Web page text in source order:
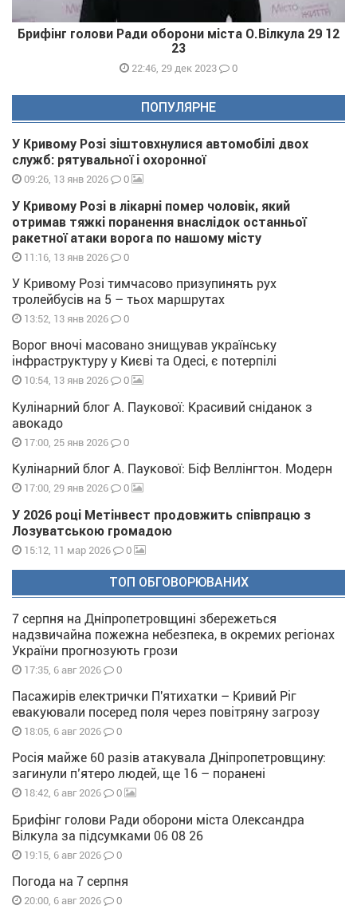
Брифінг голови Ради оборони міста О.Вілкула 29 12
23
22:46, 29 дек 2023 0
ПОПУЛЯРНЕ
У Кривому Розі зіштовхнулися автомобілі двох
служб: рятувальної і охоронної
09:26, 13 янв 2026 0
У Кривому Розі в лікарні помер чоловік, який
отримав тяжкі поранення внаслідок останньої
ракетної атаки ворога по нашому місту
11:16, 13 янв 2026 0
У Кривому Розі тимчасово призупинять рух
тролейбусів на 5 – тьох маршрутах
13:52, 13 янв 2026 0
Ворог вночі масовано знищував українську
інфраструктуру у Києві та Одесі, є потерпілі
10:54, 13 янв 2026 0
Кулінарний блог А. Паукової: Красивий сніданок з
авокадо
17:00, 25 янв 2026 0
Кулінарний блог А. Паукової: Біф Веллінгтон. Модерн
17:00, 29 янв 2026 0
У 2026 році Метінвест продовжить співпрацю з
Лозуватською громадою
15:12, 11 мар 2026 0
ТОП ОБГОВОРЮВАНИХ
7 серпня на Дніпропетровщині збережеться
надзвичайна пожежна небезпека, в окремих регіонах
України прогнозують грози
17:35, 6 авг 2026 0
Пасажирів електрички П'ятихатки – Кривий Ріг
евакуювали посеред поля через повітряну загрозу
18:05, 6 авг 2026 0
Росія майже 60 разів атакувала Дніпропетровщину:
загинули п’ятеро людей, ще 16 – поранені
18:42, 6 авг 2026 0
Брифінг голови Ради оборони міста Олександра
Вілкула за підсумками 06 08 26
19:15, 6 авг 2026 0
Погода на 7 серпня
20:00, 6 авг 2026 0